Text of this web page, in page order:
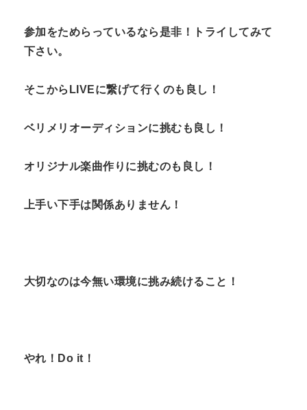
参加をためらっているなら是非！トライしてみて
下さい。
そこから LIVEに繋げて行くのも良し！
ベリメリオーディションに挑むも良し！
オリジナル楽曲作りに挑むのも良し！
上手い下手は関係ありません！
大切なのは今無い環境に挑み続けること！
やれ！ Do it ！